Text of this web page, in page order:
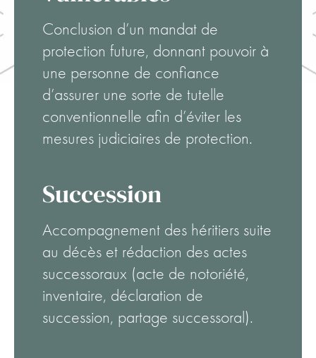
Conclusion d’un mandat de
protection future, donnant pouvoir à
une personne de confiance
d’assurer une sorte de tutelle
conventionnelle afin d’éviter les
mesures judiciaires de protection.
Succession
Accompagnement des héritiers suite
au décès et rédaction des actes
successoraux (acte de notoriété,
inventaire, déclaration de
succession, partage successoral).